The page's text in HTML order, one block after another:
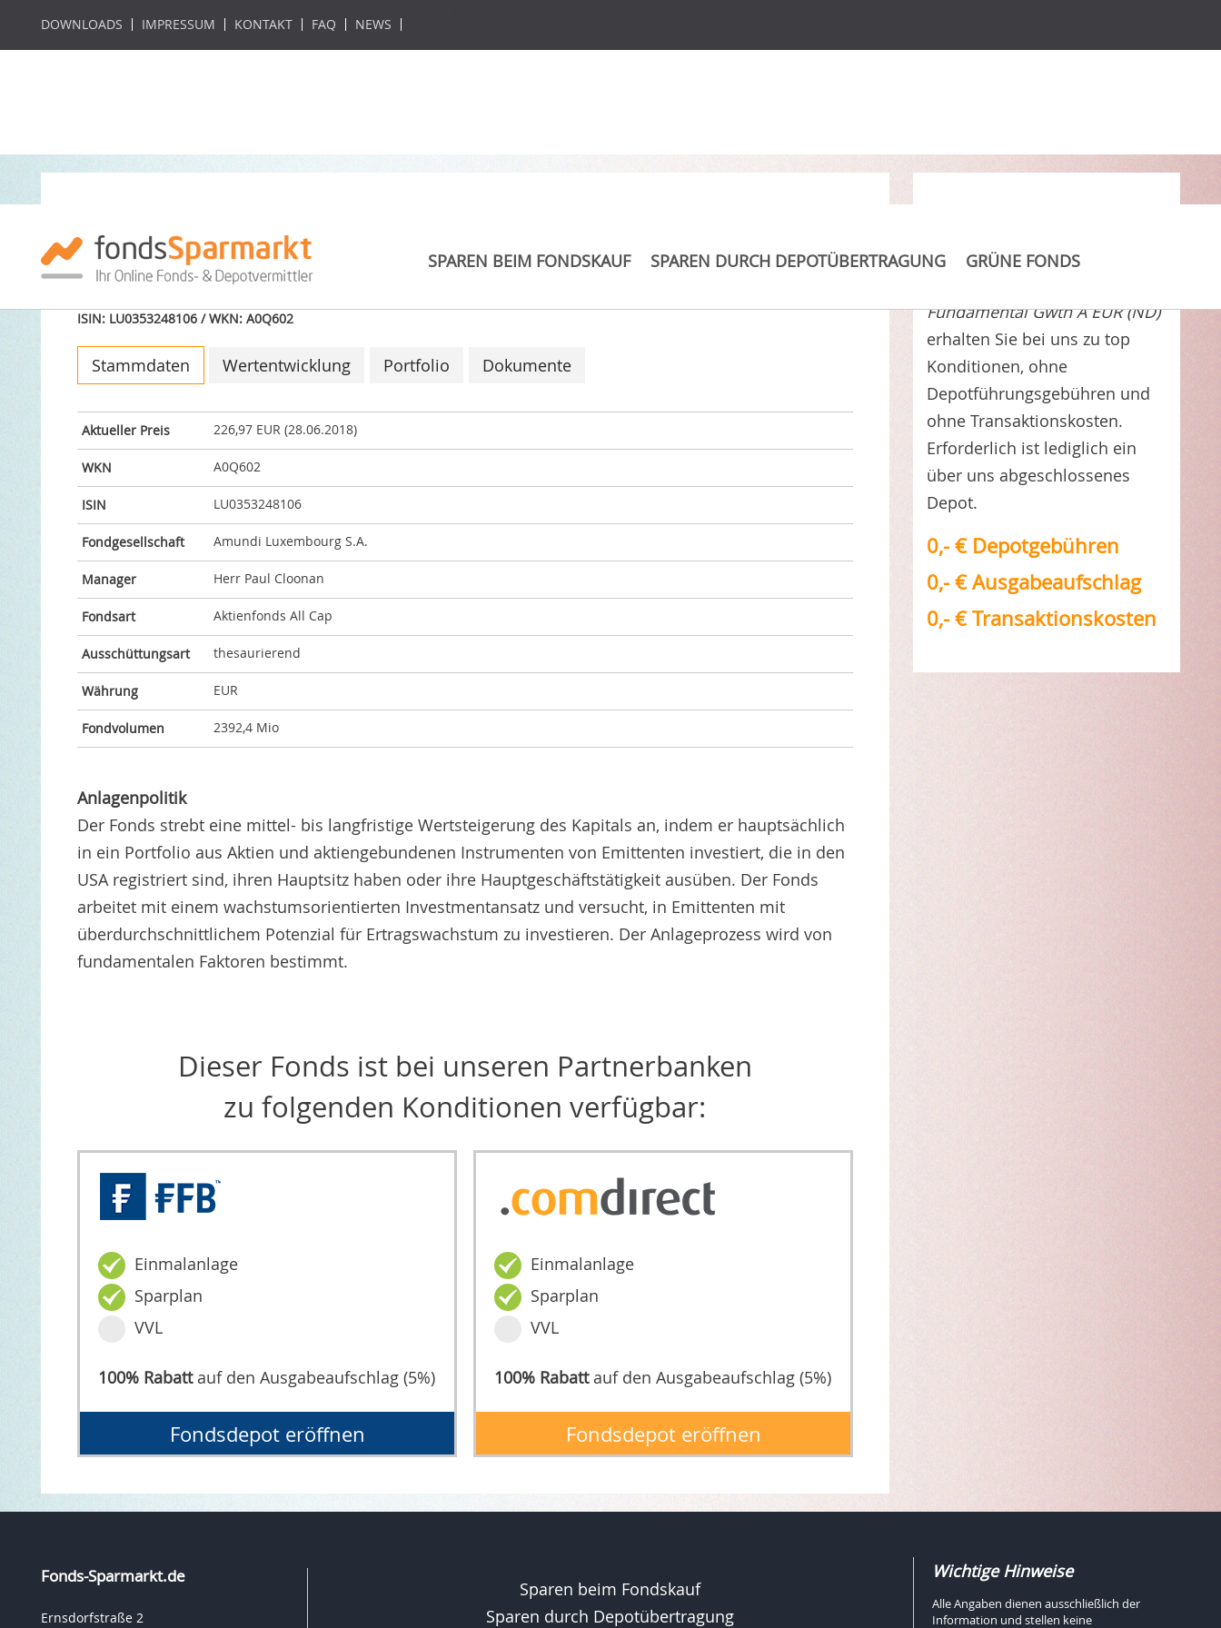
DOWNLOADS IMPRESSUM KONTAKT FAQ NEWS
SPAREN BEIM FONDSKAUF SPAREN DURCH DEPOTÜBERTRAGUNG GRÜNE FONDS
Amundi Funds II - Pioneer U.S.
Fundamental Gwth A EUR (ND)
ISIN: LU0353248106 / WKN: A0Q602
Stammdaten Wertentwicklung Portfolio Dokumente
Aktueller Preis 226,97 EUR (28.06.2018)
WKN A0Q602
ISIN LU0353248106
Fondgesellschaft Amundi Luxembourg S.A.
Manager Herr Paul Cloonan
Fondsart Aktienfonds All Cap
Ausschüttungsart thesaurierend
Währung EUR
Fondvolumen 2392,4 Mio
Anlagenpolitik
Der Fonds strebt eine mittel- bis langfristige Wertsteigerung des Kapitals an, indem er hauptsächlich
in ein Portfolio aus Aktien und aktiengebundenen Instrumenten von Emittenten investiert, die in den
USA registriert sind, ihren Hauptsitz haben oder ihre Hauptgeschäftstätigkeit ausüben. Der Fonds
arbeitet mit einem wachstumsorientierten Investmentansatz und versucht, in Emittenten mit
überdurchschnittlichem Potenzial für Ertragswachstum zu investieren. Der Anlageprozess wird von
fundamentalen Faktoren bestimmt.
Dieser Fonds ist bei unseren Partnerbanken
zu folgenden Konditionen verfügbar:
Einmalanlage
Sparplan
VVL
100% Rabattauf den Ausgabeaufschlag (5%)
Fondsdepot eröffnen
Einmalanlage
Sparplan
VVL
100% Rabattauf den Ausgabeaufschlag (5%)
Fondsdepot eröffnen
Fundamental Gwth A EUR (ND)
erhalten Sie bei uns zu top
Konditionen, ohne
Depotführungsgebühren und
ohne Transaktionskosten.
Erforderlich ist lediglich ein
über uns abgeschlossenes
Depot.
0,- € Depotgebühren
0,- € Ausgabeaufschlag
0,- € Transaktionskosten
Fonds-Sparmarkt.de
Ernsdorfstraße 2
Sparen beim Fondskauf
Sparen durch Depotübertragung
Wichtige Hinweise
Alle Angaben dienen ausschließlich der
Information und stellen keine